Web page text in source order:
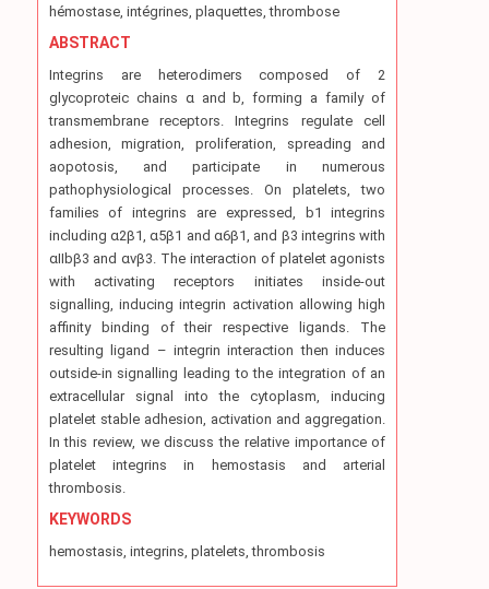
hémostase, intégrines, plaquettes, thrombose
ABSTRACT
Integrins are heterodimers composed of 2
glycoproteic chains α and b, forming a family of
transmembrane receptors. Integrins regulate cell
adhesion, migration, proliferation, spreading and
aopotosis, and participate in numerous
pathophysiological processes. On platelets, two
families of integrins are expressed, b1 integrins
including α2β1, α5β1 and α6β1, and β3 integrins with
αIIbβ3 and αvβ3. The interaction of platelet agonists
with activating receptors initiates inside-out
signalling, inducing integrin activation allowing high
affinity binding of their respective ligands. The
resulting ligand – integrin interaction then induces
outside-in signalling leading to the integration of an
extracellular signal into the cytoplasm, inducing
platelet stable adhesion, activation and aggregation.
In this review, we discuss the relative importance of
platelet integrins in hemostasis and arterial
thrombosis.
KEYWORDS
hemostasis, integrins, platelets, thrombosis